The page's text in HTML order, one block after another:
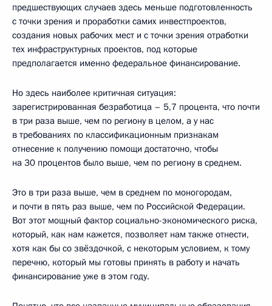
предшествующих случаев здесь меньше подготовленность
с точки зрения и проработки самих инвестпроектов,
создания новых рабочих мест и с точки зрения отработки
тех инфраструктурных проектов, под которые
предполагается именно федеральное финансирование.
Но здесь наиболее критичная ситуация:
зарегистрированная безработица – 5,7 процента, что почти
в три раза выше, чем по региону в целом, а у нас
в требованиях по классификационным признакам
отнесение к получению помощи достаточно, чтобы
на 30 процентов было выше, чем по региону в среднем.
Это в три раза выше, чем в среднем по моногородам,
и почти в пять раз выше, чем по Российской Федерации.
Вот этот мощный фактор социально-экономического риска,
который, как нам кажется, позволяет нам также отнести,
хотя как бы со звёздочкой, с некоторым условием, к тому
перечню, который мы готовы принять в работу и начать
финансирование уже в этом году.